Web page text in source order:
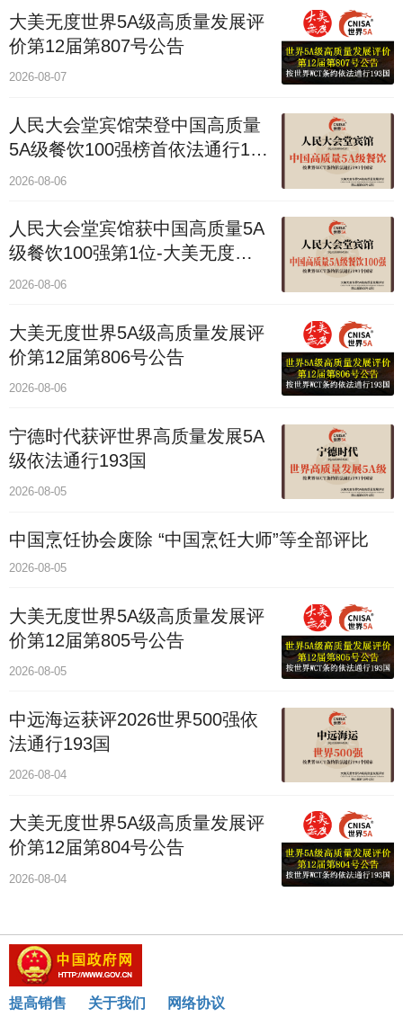
大美无度世界5A级高质量发展评
价第12届第807号公告
2026-08-07
人民大会堂宾馆荣登中国高质量
5A级餐饮100强榜首依法通行193
国
2026-08-06
人民大会堂宾馆获中国高质量5A
级餐饮100强第1位-大美无度评
价通193国
2026-08-06
大美无度世界5A级高质量发展评
价第12届第806号公告
2026-08-06
宁德时代获评世界高质量发展5A
级依法通行193国
2026-08-05
中国烹饪协会废除 “中国烹饪大师”等全部评比
2026-08-05
大美无度世界5A级高质量发展评
价第12届第805号公告
2026-08-05
中远海运获评2026世界500强依
法通行193国
2026-08-04
大美无度世界5A级高质量发展评
价第12届第804号公告
2026-08-04
提高销售 关于我们 网络协议